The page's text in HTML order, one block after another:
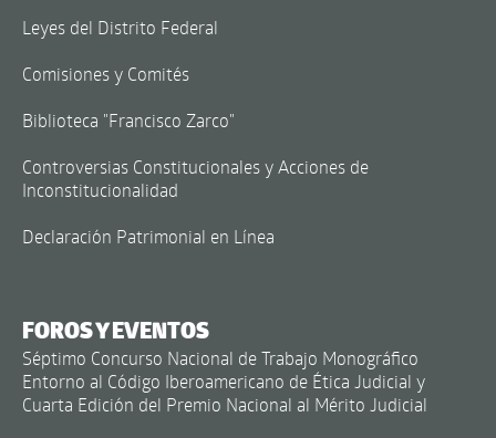
Leyes del Distrito Federal
Comisiones y Comités
Biblioteca "Francisco Zarco"
Controversias Constitucionales y Acciones de
Inconstitucionalidad
Declaración Patrimonial en Línea
FOROS Y EVENTOS
Séptimo Concurso Nacional de Trabajo Monográfico
Entorno al Código Iberoamericano de Ética Judicial y
Cuarta Edición del Premio Nacional al Mérito Judicial